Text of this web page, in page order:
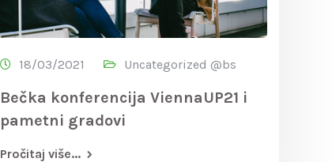
18/03/2021 Uncategorized @bs
Bečka konferencija ViennaUP21 i
pametni gradovi
Pročitaj više...